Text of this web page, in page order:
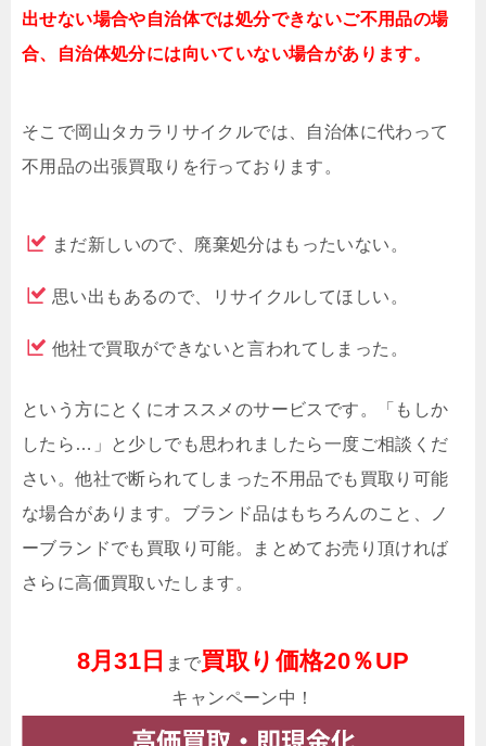
出せない場合や自治体では処分できないご不用品の場
合、自治体処分には向いていない場合があります。
そこで岡山タカラリサイクルでは、自治体に代わって
不用品の出張買取りを行っております。
まだ新しいので、廃棄処分はもったいない。
思い出もあるので、リサイクルしてほしい。
他社で買取ができないと言われてしまった。
という方にとくにオススメのサービスです。「もしか
したら…」と少しでも思われましたら一度ご相談くだ
さい。他社で断られてしまった不用品でも買取り可能
な場合があります。ブランド品はもちろんのこと、ノ
ーブランドでも買取り可能。まとめてお売り頂ければ
さらに高価買取いたします。
8月31日 まで買取り価格20％UP
キャンペーン中！